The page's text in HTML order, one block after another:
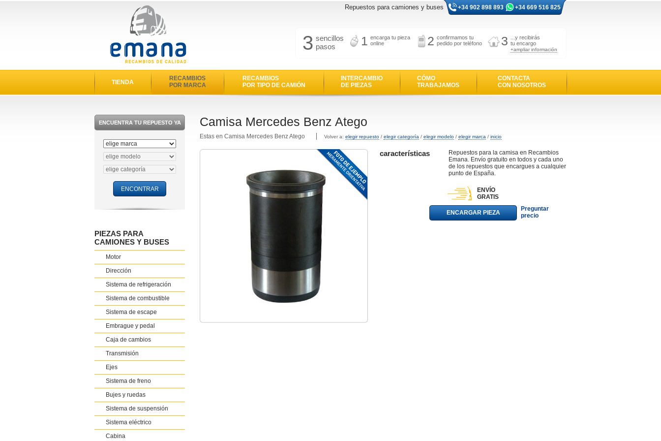
Repuestos para camiones y buses +34 902 898 893 +34 669 516 825
3 sencillos
pasos
1 encarga tu pieza
online
2 confirmamos tu
pedido por teléfono
3
...y recibirás
tu encargo
+ampliar información
TIENDA
RECAMBIOS
POR MARCA
RECAMBIOS
POR TIPO DE CAMIÓN
INTERCAMBIO
DE PIEZAS
CÓMO
TRABAJAMOS
CONTACTA
CON NOSOTROS
ENCUENTRA TU REPUESTO YA
PIEZAS PARA
CAMIONES Y BUSES
Motor
Dirección
Sistema de refrigeración
Sistema de combustible
Sistema de escape
Embrague y pedal
Caja de cambios
Transmisión
Ejes
Sistema de freno
Bujes y ruedas
Sistema de suspensión
Sistema eléctrico
Cabina
Camisa Mercedes Benz Atego
Estas en Camisa Mercedes Benz Atego Volver a: elegir repuesto / elegir categoría / elegir modelo / elegir marca / inicio
características
Repuestos para la camisa en Recambios
Emana. Envío gratuito en todos y cada uno
de los repuestos que encargues a cualquier
punto de España.
ENVÍO
GRATIS
ENCARGAR PIEZA
Preguntar
precio